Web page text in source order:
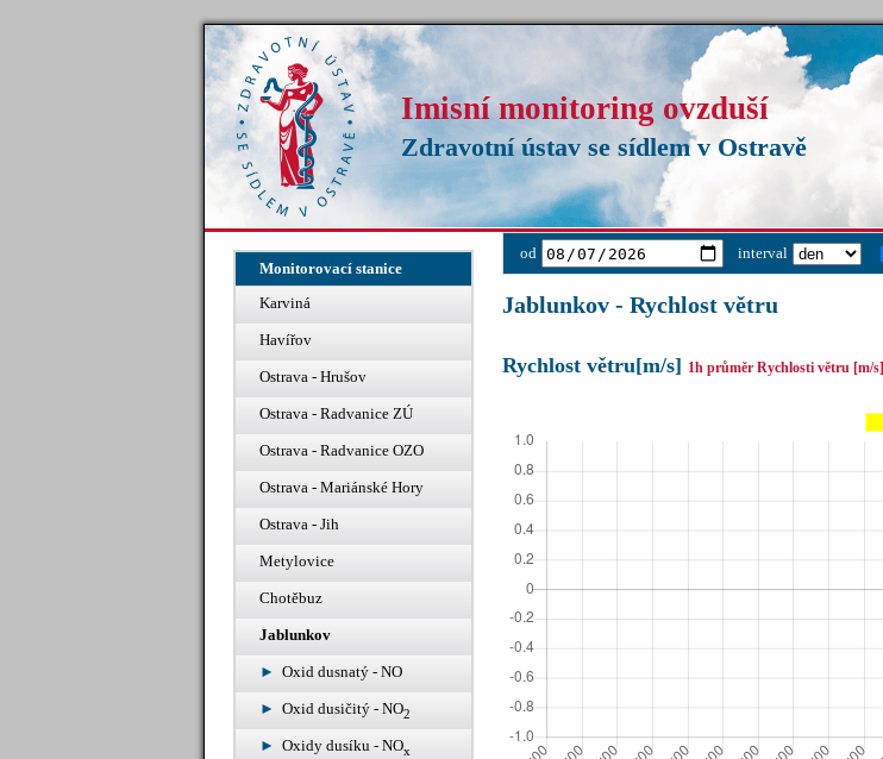
Imisní monitoring ovzduší
Zdravotní ústav se sídlem v Ostravě
Monitorovací stanice
Karviná
Havířov
Ostrava - Hrušov
Ostrava - Radvanice ZÚ
Ostrava - Radvanice OZO
Ostrava - Mariánské Hory
Ostrava - Jih
Metylovice
Chotěbuz
Jablunkov
Oxid dusnatý - NO
Oxid dusičitý - NO2
Oxidy dusíku - NOx
od interval
Jablunkov - Rychlost větru
Rychlost větru[m/s] 1h průměr Rychlosti větru [m/s]